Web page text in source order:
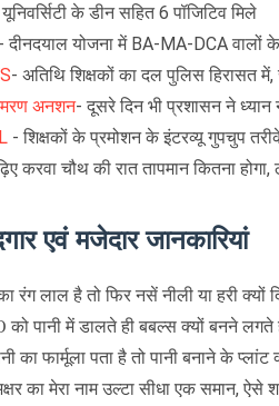
के डीन सहित 6 पॉजिटिव मिले
- दीनदयाल योजना में BA-MA-DCA वालों के
- अतिथि शिक्षकों का दल पुलिस हिरासत
अनशन- दूसरे दिन भी प्रशासन ने ध्यान
- शिक्षकों के प्रमोशन के इंटरव्यू गुपचुप
करवा चौथ की रात तापमान कितना होगा,
एवं मजेदार जानकारियां
रंग लाल है तो फिर नसें नीली या हरी क्यों
को पानी में डालते ही बबल्स क्यों बनने लगते
का फार्मूला पता है तो पानी बनाने के प्लांट
का मेरा नाम उल्टा सीधा एक समान, ऐसे